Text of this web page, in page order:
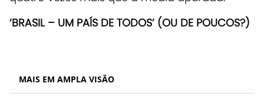
‘BRASIL – UM PAÍS DE TODOS’ (OU DE POUCOS?)
MAIS EM AMPLA VISÃO